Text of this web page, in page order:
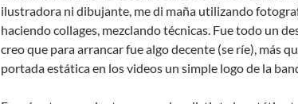
ilustradora ni dibujante, me di maña utilizando
haciendo collages, mezclando técnicas. Fue todo un
creo que para arrancar fue algo decente (se ríe), más
portada estática en los videos un simple logo de la